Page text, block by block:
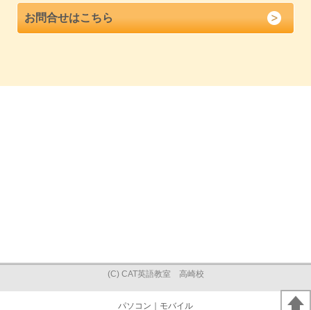
お問合せはこちら
(C) CAT英語教室 高崎校
パソコン ｜モバイル